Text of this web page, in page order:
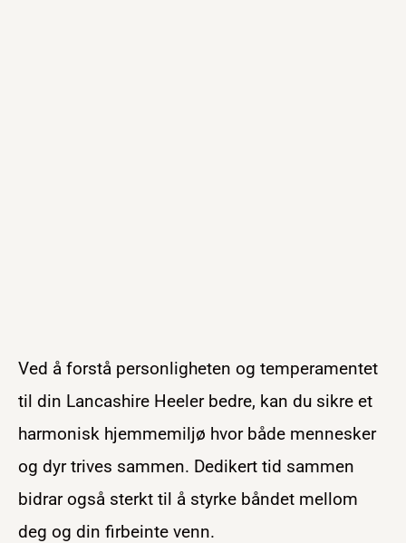
Ved å forstå personligheten og temperamentet
til din Lancashire Heeler bedre, kan du sikre et
harmonisk hjemmemiljø hvor både mennesker
og dyr trives sammen. Dedikert tid sammen
bidrar også sterkt til å styrke båndet mellom
deg og din firbeinte venn.